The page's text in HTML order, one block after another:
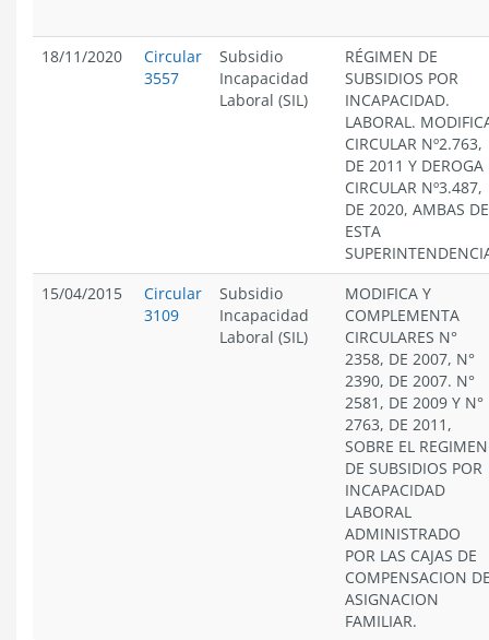
18/11/2020
Circular
3557
Subsidio
Incapacidad
Laboral (SIL)
RÉGIMEN DE
SUBSIDIOS POR
INCAPACIDAD.
LABORAL.
CIRCULAR Nº2.763,
DE 2011 Y DEROGA
CIRCULAR Nº3.487,
DE 2020, AMBAS DE
ESTA
15/04/2015
Circular
3109
Subsidio
Incapacidad
Laboral (SIL)
MODIFICA Y
COMPLEMENTA
CIRCULARES N°
2358, DE 2007, N°
2390, DE 2007. N°
2581, DE 2009 Y N°
2763, DE 2011,
SOBRE EL REGIMEN
DE SUBSIDIOS POR
INCAPACIDAD
LABORAL
ADMINISTRADO
POR LAS CAJAS DE
COMPENSACION
ASIGNACION
FAMILIAR.